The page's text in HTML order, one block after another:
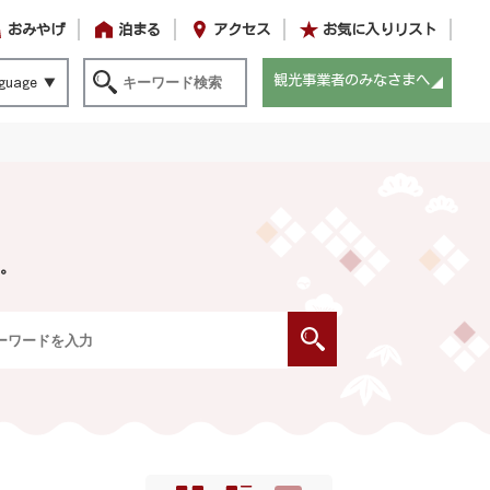
おみやげ 泊まる アクセス お気に入りリスト
観光事業者のみなさまへ